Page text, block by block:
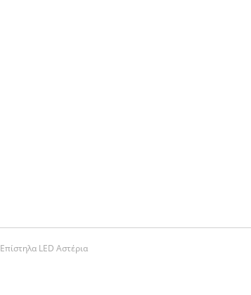
Επίστηλα LED Αστέρια